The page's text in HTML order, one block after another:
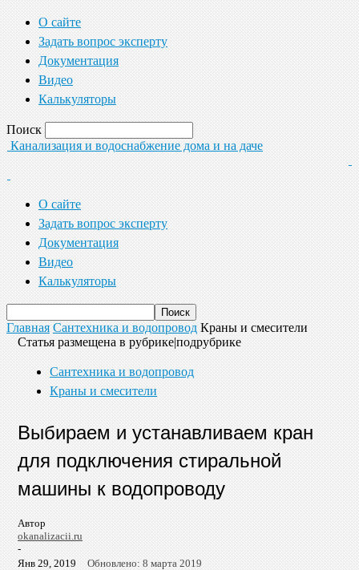
О сайте
Задать вопрос эксперту
Документация
Видео
Калькуляторы
Поиск
Канализация и водоснабжение дома и на даче
О сайте
Задать вопрос эксперту
Документация
Видео
Калькуляторы
Главная Сантехника и водопровод Краны и смесители
Статья размещена в рубрике|подрубрике
Сантехника и водопровод
Краны и смесители
Выбираем и устанавливаем кран
для подключения стиральной
машины к водопроводу
Автор
okanalizacii.ru
-
Янв 29, 2019
Обновлено: 8 марта 2019